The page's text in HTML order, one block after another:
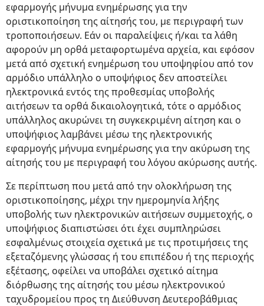
εφαρμογής μήνυμα ενημέρωσης για την
οριστικοποίηση της αίτησής του, με περιγραφή των
τροποποιήσεων. Εάν οι παραλείψεις ή/και τα λάθη
αφορούν μη ορθά μεταφορτωμένα αρχεία, και εφόσον
μετά από σχετική ενημέρωση του υποψηφίου από τον
αρμόδιο υπάλληλο ο υποψήφιος δεν αποστείλει
ηλεκτρονικά εντός της προθεσμίας υποβολής
αιτήσεων τα ορθά δικαιολογητικά, τότε ο αρμόδιος
υπάλληλος ακυρώνει τη συγκεκριμένη αίτηση και ο
υποψήφιος λαμβάνει μέσω της ηλεκτρονικής
εφαρμογής μήνυμα ενημέρωσης για την ακύρωση της
αίτησής του με περιγραφή του λόγου ακύρωσης αυτής.
Σε περίπτωση που μετά από την ολοκλήρωση της
οριστικοποίησης, μέχρι την ημερομηνία λήξης
υποβολής των ηλεκτρονικών αιτήσεων συμμετοχής, ο
υποψήφιος διαπιστώσει ότι έχει συμπληρώσει
εσφαλμένως στοιχεία σχετικά με τις προτιμήσεις της
εξεταζόμενης γλώσσας ή του επιπέδου ή της περιοχής
εξέτασης, οφείλει να υποβάλει σχετικό αίτημα
διόρθωσης της αίτησής του μέσω ηλεκτρονικού
ταχυδρομείου προς τη Διεύθυνση Δευτεροβάθμιας